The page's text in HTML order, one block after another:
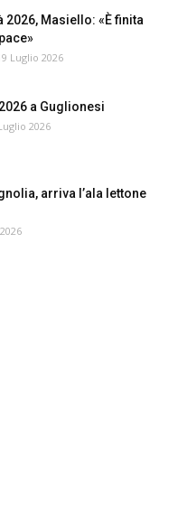
2026, Masiello: «È finita
Luglio 2026
a Guglionesi
2026
arriva l’ala lettone